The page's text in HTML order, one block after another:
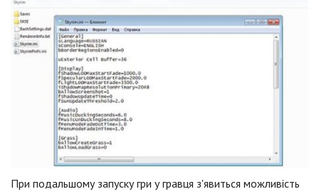
При подальшому запуску гри у гравця з'явиться можливість